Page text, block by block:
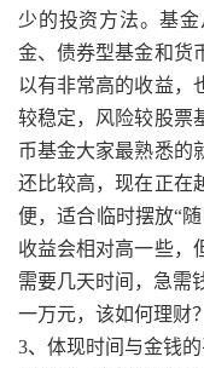
少的投资方法。基
金、债券型基金和货
以有非常高的收益，
较稳定，风险较股票
币基金大家最熟悉的
还比较高，现在正在
便，适合临时摆放“
收益会相对高一些，
需要几天时间，急需
一万元，该如何理财？
3、体现时间与金钱